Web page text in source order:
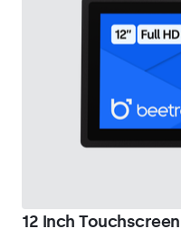
12 Inch